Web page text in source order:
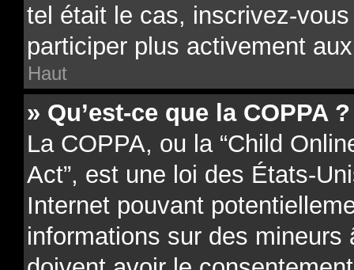
tel était le cas, inscrivez-
participer plus activement
Haut
» Qu’est-ce que la COPPA ?
La COPPA, ou la “Child
Act”, est une loi des États-
Internet pouvant
informations sur des